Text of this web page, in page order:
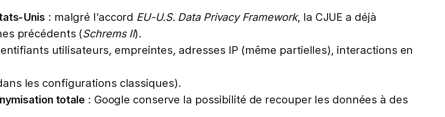
Unis : malgré l’accord EU-U.S. Data Privacy Framework, la CJUE a déjà
précédents (Schrems II).
utilisateurs, empreintes, adresses IP (même partielles), interactions en
les configurations classiques).
totale : Google conserve la possibilité de recouper les données à des